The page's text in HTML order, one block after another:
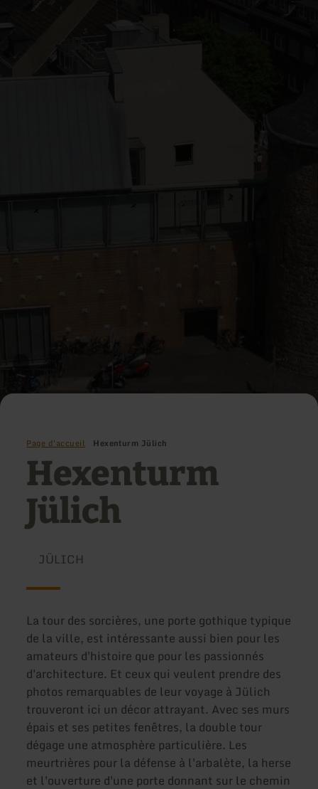
Page d'accueil Hexenturm Jülich
Hexenturm
Jülich
JÜLICH
La tour des sorcières, une porte gothique typique
de la ville, est intéressante aussi bien pour les
amateurs d'histoire que pour les passionnés
d'architecture. Et ceux qui veulent prendre des
photos remarquables de leur voyage à Jülich
trouveront ici un décor attrayant. Avec ses murs
épais et ses petites fenêtres, la double tour
dégage une atmosphère particulière. Les
meurtrières pour la défense à l'arbalète, la herse
et l'ouverture d'une porte donnant sur le chemin